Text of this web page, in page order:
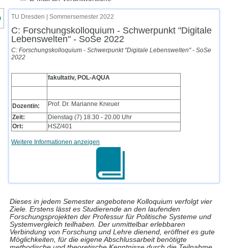
des Kursmenüs
TU Dresden | Sommersemester 2022
C: Forschungskolloquium - Schwerpunkt "Digitale
Lebenswelten" - SoSe 2022
C: Forschungskolloquium - Schwerpunkt "Digitale Lebenswelten" - SoSe
2022
fakultativ, POL-AQUA
Dozentin:
Prof. Dr. Marianne Kneuer
Zeit:
Dienstag (7) 18.30 - 20.00 Uhr
Ort:
HSZ/401
Weitere Informationen anzeigen